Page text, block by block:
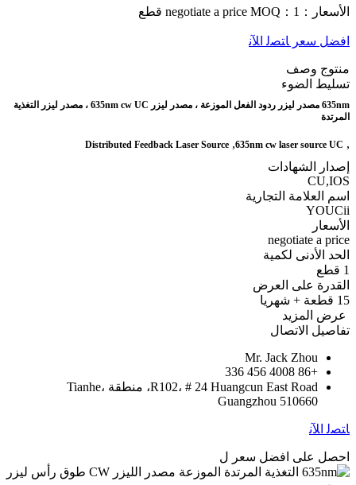
الأسعار：negotiate a price MOQ：1 قطع
افضل سعر ﺎﺘﺼﻟ ﺍﻶﻧ
منتوج وصف
تسليط الضوء
635nm مصدر ليزر ردود الفعل الموزعة ، مصدر ليزر 635nm cw UC ، مصدر ليزر التغذية
المرتدة
,
635nm cw laser source UC
,
Distributed Feedback Laser Source
إصدار الشهادات
CU,IOS
اسم العلامة التجارية
YOUCii
الأسعار
negotiate a price
الحد الأدنى لكمية
1 قطع
القدرة على العرض
15 قطعة + شهريا
عرض المزيد
تفاصيل الاتصال
Mr. Jack Zhou
+86 4008 456 336
R102، # 24 Huangcun East Road، منطقة Tianhe،
Guangzhou 510660
ﺎﺘﺼﻟ ﺍﻶﻧ
احصل على افضل سعر ل